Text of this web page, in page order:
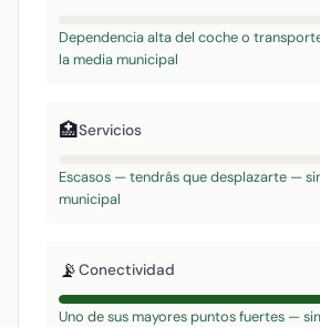
Dependencia alta del coche o
la media municipal
🏥Servicios
Escasos — tendrás que desplazarte —
municipal
📡Conectividad
Uno de sus mayores puntos fuertes —